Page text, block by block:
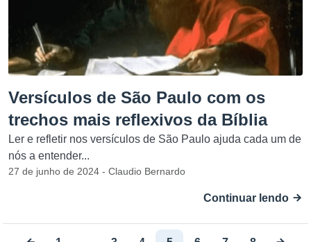
Versículos de São Paulo com os
trechos mais reflexivos da Bíblia
Ler e refletir nos versículos de São Paulo ajuda cada um de
nós a entender...
27 de junho de 2024 - Claudio Bernardo
Continuar lendo